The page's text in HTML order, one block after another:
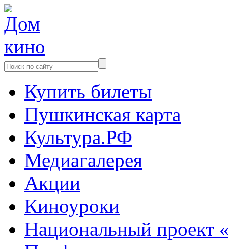
Купить билеты
Пушкинская карта
Культура.РФ
Медиагалерея
Акции
Киноуроки
Национальный проект